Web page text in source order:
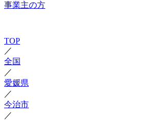
事業主の方
TOP
／
全国
／
愛媛県
／
今治市
／